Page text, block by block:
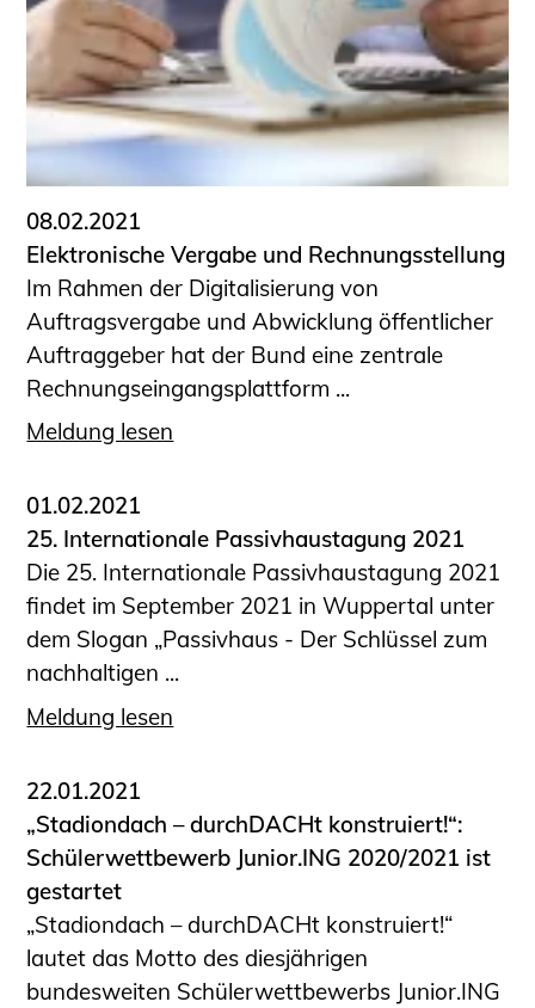
08.02.2021
Elektronische Vergabe und Rechnungsstellung
Im Rahmen der Digitalisierung von
Auftragsvergabe und Abwicklung öffentlicher
Auftraggeber hat der Bund eine zentrale
Rechnungseingangsplattform ...
Meldung lesen
01.02.2021
25. Internationale Passivhaustagung 2021
Die 25. Internationale Passivhaustagung 2021
findet im September 2021 in Wuppertal unter
dem Slogan „Passivhaus - Der Schlüssel zum
nachhaltigen ...
Meldung lesen
22.01.2021
„Stadiondach – durchDACHt konstruiert!“:
Schülerwettbewerb Junior.ING 2020/2021 ist
gestartet
„Stadiondach – durchDACHt konstruiert!“
lautet das Motto des diesjährigen
bundesweiten Schülerwettbewerbs Junior.ING